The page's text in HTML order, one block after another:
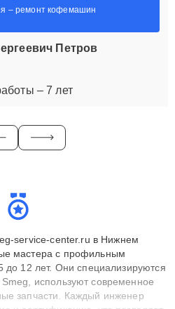
– ремонт кофемашин
Петров
– 7 лет
service-center.ru в Нижнем
мастера с профильным
до 12 лет. Они специализируются
используют современное
запчасти. Каждый инженер